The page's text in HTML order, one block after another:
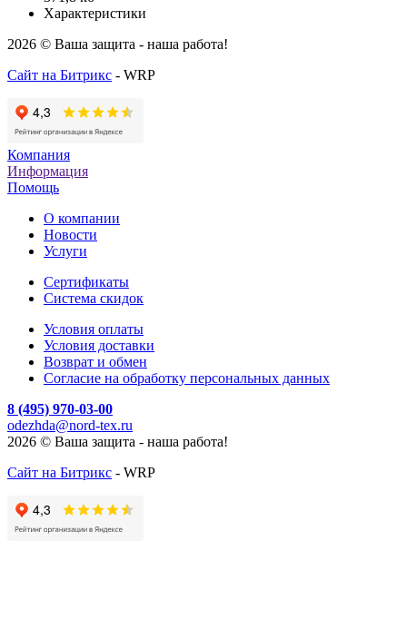
Характеристики
2026 © Ваша защита - наша работа!
Сайт на Битрикс - WRP
Компания
Информация
Помощь
О компании
Новости
Услуги
Cертификаты
Система скидок
Условия оплаты
Условия доставки
Возврат и обмен
Согласие на обработку персональных данных
8 (495) 970-03-00
odezhda@nord-tex.ru
2026 © Ваша защита - наша работа!
Сайт на Битрикс - WRP